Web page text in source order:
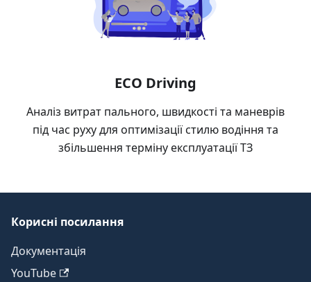
ECO Driving
Аналіз витрат пального, швидкості та маневрів
під час руху для оптимізації стилю водіння та
збільшення терміну експлуатації ТЗ
Корисні посилання
Документація
YouTube